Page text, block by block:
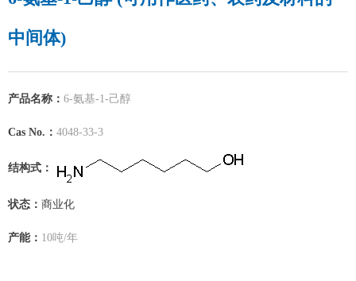
中间体)
产品名称： 6-氨基-1-己醇
Cas No.： 4048-33-3
结构式：
状态： 商业化
产能： 10吨/年